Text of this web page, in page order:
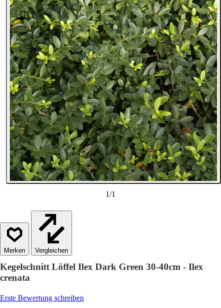
1/1
Vergleichen
Kegelschnitt Löffel Ilex Dark Green 30-40cm - Ilex
crenata
Erste Bewertung schreiben